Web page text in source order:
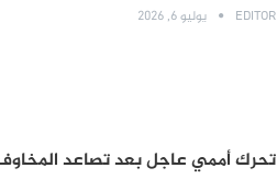
EDITOR يوليو 6, 2026
تحرك أممي عاجل بعد تصاعد